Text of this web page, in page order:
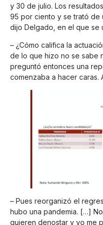
y 30 de julio. Los
95 por ciento y se trató de
dijo Delgado, en el que se
– ¿Cómo califica la
de lo que hizo no se sabe
preguntó entonces una
comenzaba a hacer caras.
– Pues reorganizó el
hubo una pandemia. […]
quieren denostar y yo me